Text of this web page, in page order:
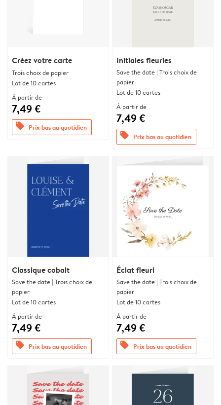
Créez votre carte
Trois choix de papier
Lot de 10 cartes
À partir de
7,49 €
offers Prix bas au quotidien
Initiales fleuries
Save the date | Trois choix de
papier
Lot de 10 cartes
À partir de
7,49 €
offers Prix bas au quotidien
Classique cobalt
Save the date | Trois choix de
papier
Lot de 10 cartes
À partir de
7,49 €
offers Prix bas au quotidien
Éclat fleuri
Save the date | Trois choix de
papier
Lot de 10 cartes
À partir de
7,49 €
offers Prix bas au quotidien